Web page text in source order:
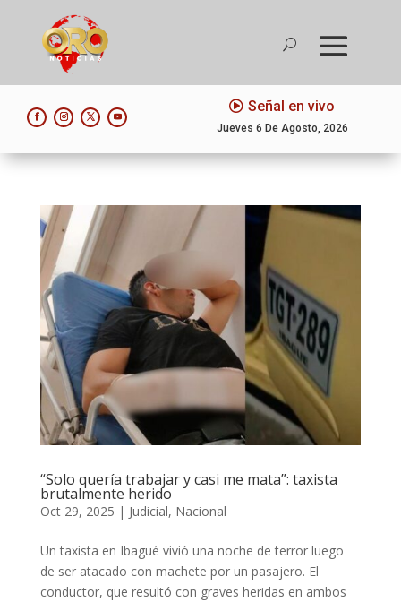
Señal en vivo
Jueves 6 De Agosto, 2026
“Solo quería trabajar y casi me mata”: taxista
brutalmente herido
Oct 29, 2025 | Judicial, Nacional
Un taxista en Ibagué vivió una noche de terror luego
de ser atacado con machete por un pasajero. El
conductor, que resultó con graves heridas en ambos